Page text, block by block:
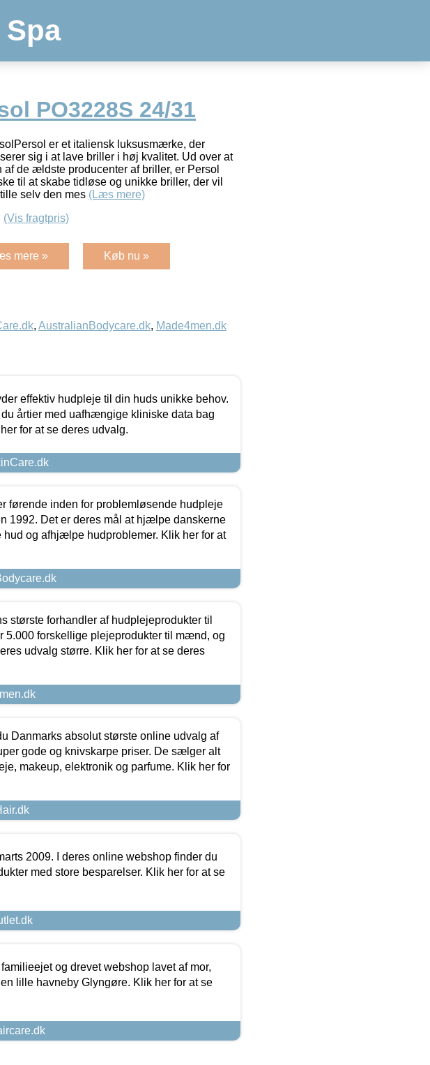
PO3228S 24/31
er et italiensk luksusmærke, der
sig i at lave briller i høj kvalitet. Ud over at
de ældste producenter af briller, er Persol
til at skabe tidløse og unikke briller, der vil
selv den mes (Læs mere)
(Vis fragtpris)
mere » Køb nu »
, AustralianBodycare.dk, Made4men.dk
effektiv hudpleje til din huds unikke behov.
årtier med uafhængige kliniske data bag
for at se deres udvalg.
førende inden for problemløsende hudpleje
1992. Det er deres mål at hjælpe danskerne
hud og afhjælpe hudproblemer. Klik her for at
største forhandler af hudplejeprodukter til
5.000 forskellige plejeprodukter til mænd, og
udvalg større. Klik her for at se deres
Danmarks absolut største online udvalg af
gode og knivskarpe priser. De sælger alt
makeup, elektronik og parfume. Klik her for
2009. I deres online webshop finder du
med store besparelser. Klik her for at se
og drevet webshop lavet af mor,
lille havneby Glyngøre. Klik her for at se